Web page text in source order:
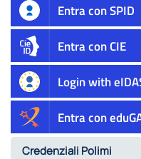
Entra con SPID
Entra con CIE
Login with
Entra con
Credenziali Polimi